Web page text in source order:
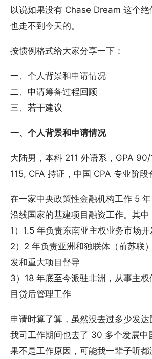
以说如果没有 Chase Dream 这个绝
也走不到今天的。
按惯例格式给大家分享一下：
一、个人背景和申请情况
二、申请筹备过程回顾
三、若干建议
一、个人背景和申请情况
大陆男，本科 211 外语系，GPA
115, CFA 持证，中国 CPA 专业阶段
在一家中央政策性金融机构工作 5
沿线国家的基建项目融资工作。其中
1）1.5 年负责东南亚主权业务市场开
2）2 年负责亚洲和独联体（前苏联
发和重大项目督导
3）18 年底至今派驻非洲，从事主
目贷后管理工作
申请时算了算，虽然没去过多少发
我司工作期间也去了 30 多个发展中
果不是工作原因，可能我一辈子听